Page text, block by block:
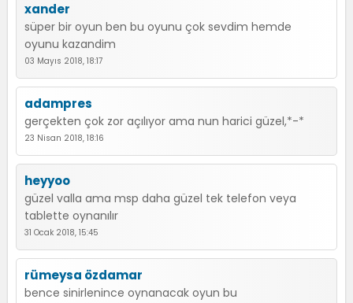
xander
süper bir oyun ben bu oyunu çok sevdim hemde
oyunu kazandim
03 Mayıs 2018, 18:17
adampres
gerçekten çok zor açılıyor ama nun harici güzel,*-*
23 Nisan 2018, 18:16
heyyoo
güzel valla ama msp daha güzel tek telefon veya
tablette oynanılır
31 Ocak 2018, 15:45
rümeysa özdamar
bence sinirlenince oynanacak oyun bu